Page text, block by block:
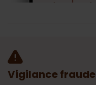
Vigilance fraude